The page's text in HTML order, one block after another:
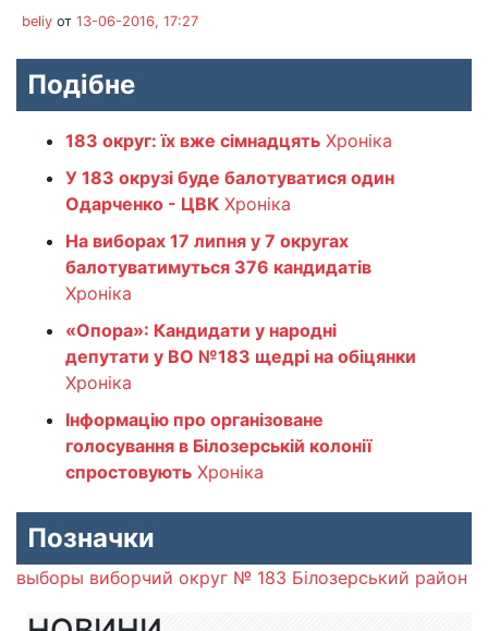
beliy от 13-06-2016, 17:27
Подібне
183 округ: їх вже сімнадцять Хроніка
У 183 окрузі буде балотуватися один
Одарченко - ЦВК Хроніка
На виборах 17 липня у 7 округах
балотуватимуться 376 кандидатів
Хроніка
«Опора»: Кандидати у народні
депутати у ВО №183 щедрі на обіцянки
Хроніка
Інформацію про організоване
голосування в Білозерській колонії
спростовують Хроніка
Позначки
выборы виборчий округ № 183 Білозерський район